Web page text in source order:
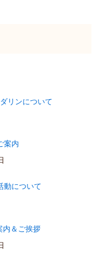
リンについて
案内
動について
内＆ご挨拶